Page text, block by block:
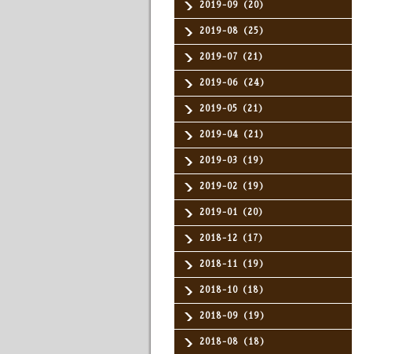
2019-09（20）
2019-08（25）
2019-07（21）
2019-06（24）
2019-05（21）
2019-04（21）
2019-03（19）
2019-02（19）
2019-01（20）
2018-12（17）
2018-11（19）
2018-10（18）
2018-09（19）
2018-08（18）